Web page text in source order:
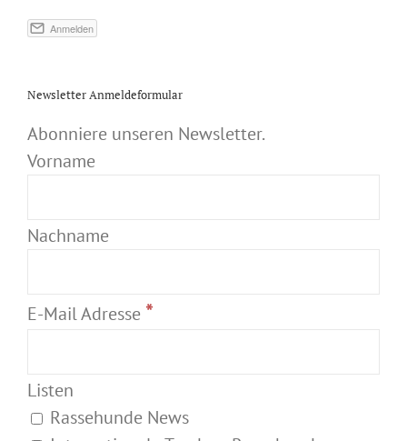
Newsletter Anmeldeformular
Abonniere unseren Newsletter.
Vorname
Nachname
E-Mail Adresse *
Listen
Rassehunde News